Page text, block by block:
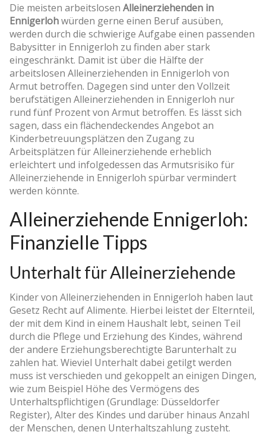
Die meisten arbeitslosen Alleinerziehenden in
Ennigerlohwürden gerne einen Beruf ausüben,
werden durch die schwierige Aufgabe einen passenden
Babysitter in Ennigerloh zu finden aber stark
eingeschränkt. Damit ist über die Hälfte der
arbeitslosen Alleinerziehenden in Ennigerloh von
Armut betroffen. Dagegen sind unter den Vollzeit
berufstätigen Alleinerziehenden in Ennigerloh nur
rund fünf Prozent von Armut betroffen. Es lässt sich
sagen, dass ein flächendeckendes Angebot an
Kinderbetreuungsplätzen den Zugang zu
Arbeitsplätzen für Alleinerziehende erheblich
erleichtert und infolgedessen das Armutsrisiko für
Alleinerziehende in Ennigerloh spürbar vermindert
werden könnte.
Alleinerziehende Ennigerloh:
Finanzielle Tipps
Unterhalt für Alleinerziehende
Kinder von Alleinerziehenden in Ennigerloh haben laut
Gesetz Recht auf Alimente. Hierbei leistet der Elternteil,
der mit dem Kind in einem Haushalt lebt, seinen Teil
durch die Pflege und Erziehung des Kindes, während
der andere Erziehungsberechtigte Barunterhalt zu
zahlen hat. Wieviel Unterhalt dabei getilgt werden
muss ist verschieden und gekoppelt an einigen Dingen,
wie zum Beispiel Höhe des Vermögens des
Unterhaltspflichtigen (Grundlage: Düsseldorfer
Register), Alter des Kindes und darüber hinaus Anzahl
der Menschen, denen Unterhaltszahlung zusteht.